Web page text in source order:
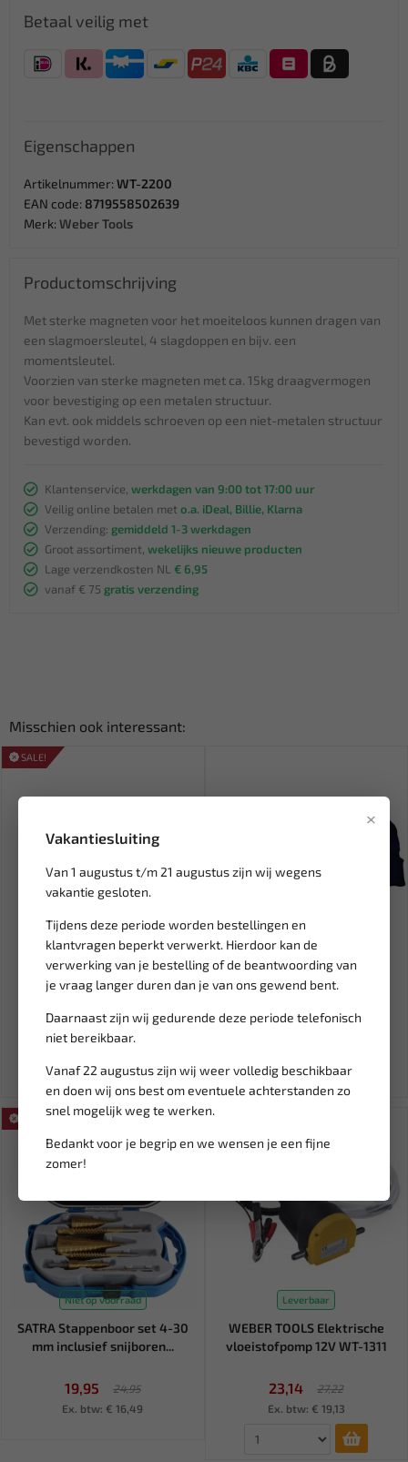
×
Vakantiesluiting
Van 1 augustus t/m 21 augustus zijn wij wegens
vakantie gesloten.
Tijdens deze periode worden bestellingen en
klantvragen beperkt verwerkt. Hierdoor kan de
verwerking van je bestelling of de beantwoording van
je vraag langer duren dan je van ons gewend bent.
Daarnaast zijn wij gedurende deze periode telefonisch
niet bereikbaar.
Vanaf 22 augustus zijn wij weer volledig beschikbaar
en doen wij ons best om eventuele achterstanden zo
snel mogelijk weg te werken.
Bedankt voor je begrip en we wensen je een fijne
zomer!
Betaal veilig met
Eigenschappen
Artikelnummer: WT-2200
EAN code: 8719558502639
Merk: Weber Tools
Productomschrijving
Met sterke magneten voor het moeiteloos kunnen dragen van
een slagmoersleutel, 4 slagdoppen en bijv. een
momentsleutel.
Voorzien van sterke magneten met ca. 15kg draagvermogen
voor bevestiging op een metalen structuur.
Kan evt. ook middels schroeven op een niet-metalen structuur
bevestigd worden.
Klantenservice, werkdagen van 9:00 tot 17:00 uur
Veilig online betalen met o.a. iDeal, Billie, Klarna
Verzending: gemiddeld 1-3 werkdagen
Groot assortiment, wekelijks nieuwe producten
Lage verzendkosten NL € 6,95
vanaf € 75 gratis verzending
Misschien ook interessant:
SALE!
FORCE Schroevendraaier set
(EVA 10318.D) 37-delig...
240,46
282,90
Ex. btw: € 198,73
BENSON Muts met LED
oplaadbaar (1st) B-013676
9,95
Niet op voorraad
SATRA Stappenboor set 4-30
mm inclusief snijboren...
19,95
24,95
Ex. btw: € 16,49
Leverbaar
WEBER TOOLS Elektrische
vloeistofpomp 12V WT-1311
23,14
27,22
Ex. btw: € 19,13